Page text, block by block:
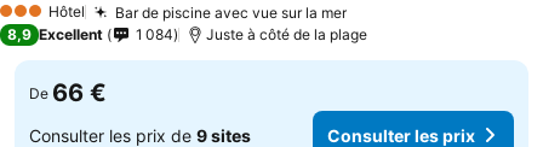
3 ÉtoilesHôtel Bar de piscine avec vue sur la mer
8,9 Excellent 1 084 Juste à côté de la plage
De 66 €
Consulter les prix de 9 sites Consulter les prix